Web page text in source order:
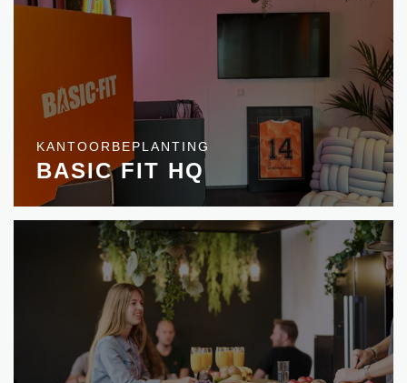
KANTOORBEPLANTING
BASIC FIT HQ